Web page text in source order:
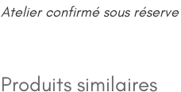
Atelier confirmé sous
Produits similaires